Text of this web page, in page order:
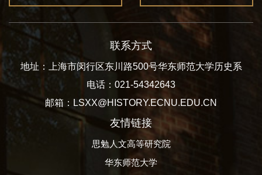
联系方式
地址：上海市闵行区东川路500号华东师范大学历史系
电话：021-54342643
邮箱：LSXX@HISTORY.ECNU.EDU.CN
友情链接
思勉人文高等研究院
华东师范大学